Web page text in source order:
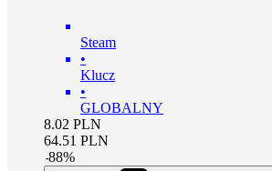
Steam
•
Klucz
•
GLOBALNY
8.02 PLN
64.51 PLN
-88%